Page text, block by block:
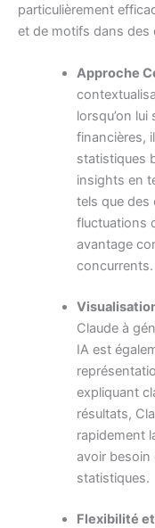
particulièrement
et de motifs dans des
Approche
lorsqu’on
financières,
statistiques
insights en
tels que des
fluctuations
avantage
concurrents.
Claude à
IA est
expliquant
résultats,
rapidement
avoir besoin
statistiques.
Flexibilité